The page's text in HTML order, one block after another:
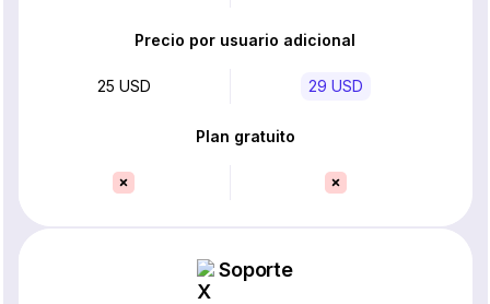
Precio por usuario adicional
25 USD 29 USD
Plan gratuito
Soporte